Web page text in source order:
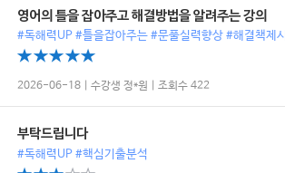
영어의 틀을 잡아주고 해결방법을 알려주는 강의
#독해력UP #틀을잡아주는 #문풀실력향상 #해결책제시
2026-06-18 | 수강생 정*원 | 조회수 422
부탁드립니다
#독해력UP #핵심기출분석